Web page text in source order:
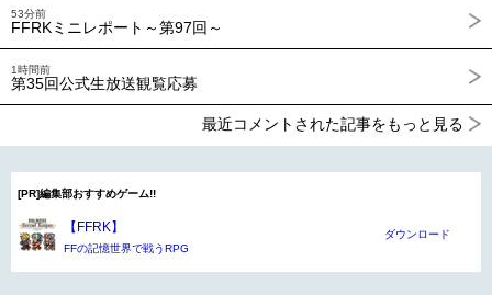
53分前
FFRKミニレポート～第97回～
1時間前
第35回公式生放送観覧応募
最近コメントされた記事をもっと見る
[PR]編集部おすすめゲーム!!
【FFRK】
FFの記憶世界で戦うRPG
ダウンロード